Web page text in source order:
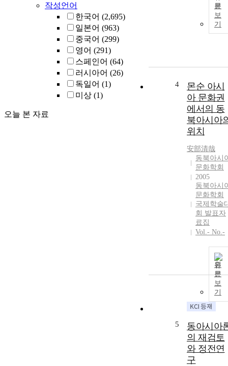
작성언어
한국어 (2,695)
일본어 (963)
중국어 (299)
영어 (291)
스페인어 (64)
러시아어 (26)
독일어 (1)
미상 (1)
오늘 본 자료
문
보
기
4
몬순 아시
아 문화권
에서의 동
북아시아
위치
安部清哉
동북아시
문화학회
2005
동북아시
문화학회
국제학술
회 발표자
료집
Vol.- No.-
원
문
보
기
5
동아시아
의 재검토
와 정전연
구